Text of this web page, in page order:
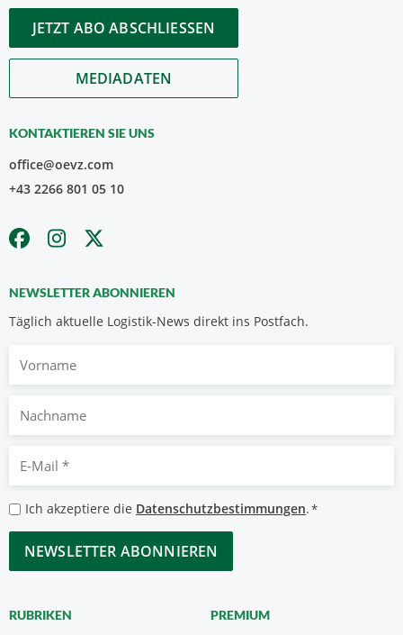
JETZT ABO ABSCHLIESSEN
MEDIADATEN
KONTAKTIEREN SIE UNS
office@oevz.com
+43 2266 801 05 10
NEWSLETTER ABONNIEREN
Täglich aktuelle Logistik-News direkt ins Postfach.
Nachname
Mail
*
Datenschutzbestimmungen
*
Ich akzeptiere die Datenschutzbestimmungen.*
CAPTCHA
RUBRIKEN PREMIUM